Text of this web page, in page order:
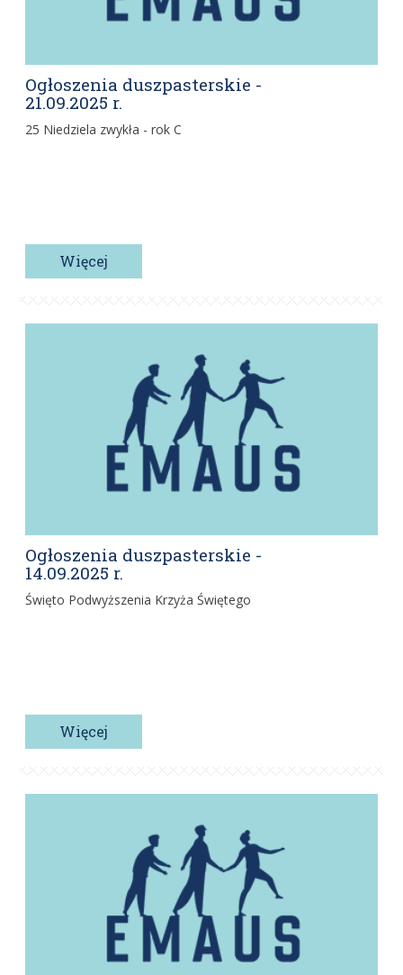
Ogłoszenia duszpasterskie -
21.09.2025 r.
25 Niedziela zwykła - rok C
Więcej
Ogłoszenia duszpasterskie -
14.09.2025 r.
Święto Podwyższenia Krzyża Świętego
Więcej